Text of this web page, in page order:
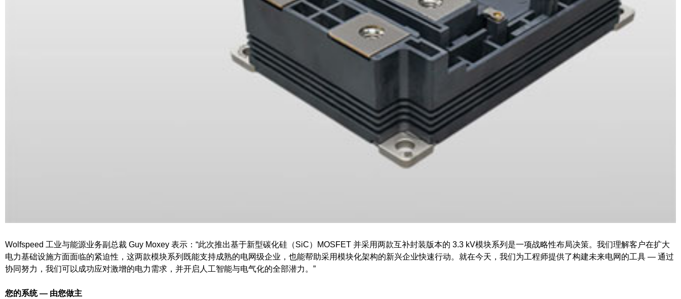
Wolfspeed 工业与能源业务副总裁 Guy Moxey 表示：“此次推出基于新型碳化硅（SiC）MOSFET 并采用两款互补封装版本的 3.3 kV模块系列是一项战略性布局决策。我们理解客户在扩大
电力基础设施方面面临的紧迫性，这两款模块系列既能支持成熟的电网级企业，也能帮助采用模块化架构的新兴企业快速行动。就在今天，我们为工程师提供了构建未来电网的工具 — 通过
协同努力，我们可以成功应对激增的电力需求，并开启人工智能与电气化的全部潜力。”
您的系统 — 由您做主